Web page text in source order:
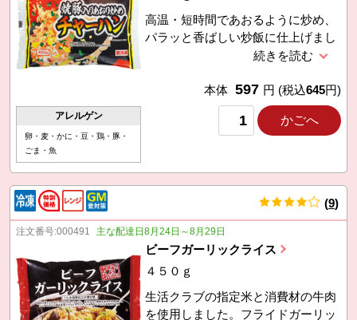
アレルゲン
卵・麦・かに・豆・鶏・豚・
ごま・魚
高温・短時間であおるように炒め、
パラッと香ばしい炒飯に仕上げまし
た。提携先の豚肉を使用したチャー
る限り提携生産者のものを使用して
本体 597 円 (税込645円)
かごへ
(9)
注文番号:000491 主な配達日8月24日～8月29日
ビーフガーリックライス
４５０ｇ
生活クラブの指定米と消費材の牛肉
を使用しました。フライドガーリッ